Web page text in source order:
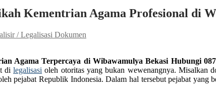
Kementrian Agama Profesional di
/ Legalisasi Dokumen
Agama Terpercaya di Wibawamulya Bekasi Hubungi
dilegalisasi oleh otoritas yang bukan wewenangnya. Misalkan
pejabat Republik Indonesia. Dalam hal tersebut pejabat